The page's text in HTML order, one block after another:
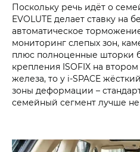
Поскольку речь идёт о
EVOLUTE делает ставку на
автоматическое
мониторинг слепых зон,
плюс полноценные шторки
крепления ISOFIX на втором
железа, то у i‑SPACE
зоны деформации –
семейный сегмент лучше не